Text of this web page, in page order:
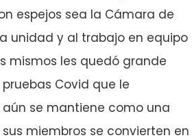
espejos sea la Cámara de
unidad y al trabajo en equipo
mismos les quedó grande
Covid que le
se mantiene como una
miembros se convierten en